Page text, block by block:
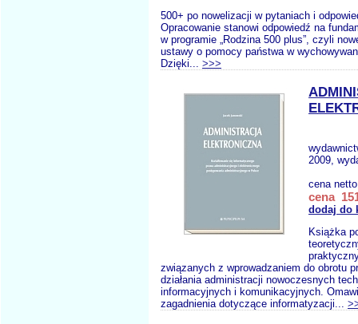
500+ po nowelizacji w pytaniach i
Opracowanie stanowi odpowiedź na
w programie „Rodzina 500 plus”, czyli
ustawy o pomocy państwa w
Dzięki... >>>
2009,
cena
cena
dodaj do
Książka
związanych z wprowadzaniem do obrotu
działania administracji nowoczesnych
informacyjnych i komunikacyjnych.
zagadnienia dotyczące informatyzacji...